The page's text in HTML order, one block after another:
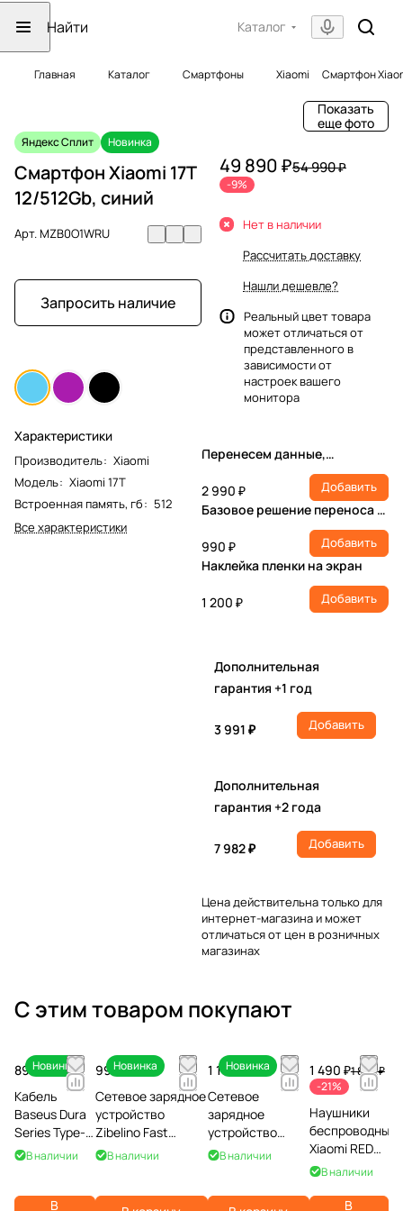
Каталог
Главная Каталог Смартфоны Xiaomi Смартфон
Показать
еще фото
Яндекс Сплит Новинка
Смартфон Xiaomi 17T
12/512Gb, синий
Арт.MZB0O1WRU
Запросить наличие
Характеристики
Производитель: Xiaomi
Модель: Xiaomi 17T
Встроенная память, гб: 512
Все характеристики
49 890 ₽54 990 ₽
-9%
Нет в наличии
Рассчитать доставку
Нашли дешевле?
Реальный цвет товара
может отличаться от
представленного в
зависимости от
настроек вашего
монитора
Перенесем данные,
настроим учетную запись,
установим ПО
2 990 ₽ Добавить
Базовое решение переноса и
990 ₽
Добавить
Наклейка пленки на экран
1 200 ₽ Добавить
Дополнительная
гарантия +1 год
3 991 ₽ Добавить
Дополнительная
гарантия +2 года
7 982 ₽ Добавить
Цена действительна только для
интернет-магазина и может
отличаться от цен в розничных
магазинах
С этим товаром покупают
Новинка
890 ₽
Кабель
Baseus Dura
Series Type-C
to Type-C,
В наличии
В
Новинка
990 ₽
Сетевое зарядное
устройство
Zibelino Fast
Charge 18W USB
В наличии
Новинка
1 190 ₽
Сетевое
зарядное
устройство
Zibelino Fast
В наличии
1 490 ₽1 890 ₽
-21%
Наушники
беспроводные
Xiaomi REDMI
Buds 8
черные
В наличии
В